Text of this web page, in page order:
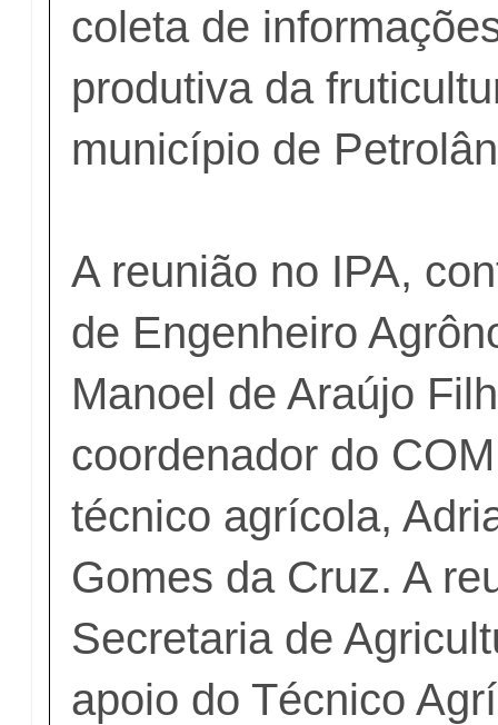
coleta de
produtiva da
município de
A reunião no IPA,
de Engenheiro
Manoel de Araújo
coordenador do
técnico agrícola,
Gomes da Cruz. A
Secretaria de
apoio do Técnico